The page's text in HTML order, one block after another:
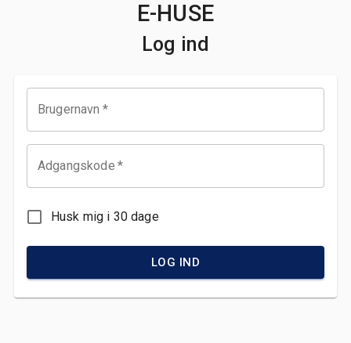
E-HUSE
Log ind
Brugernavn *
Adgangskode *
Husk mig i 30 dage
LOG IND